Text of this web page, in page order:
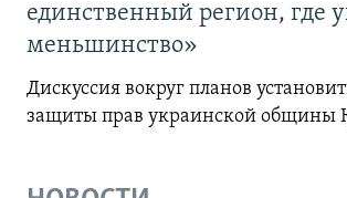
единственный регион, где
меньшинство»
Дискуссия вокруг планов
защиты прав украинской общины